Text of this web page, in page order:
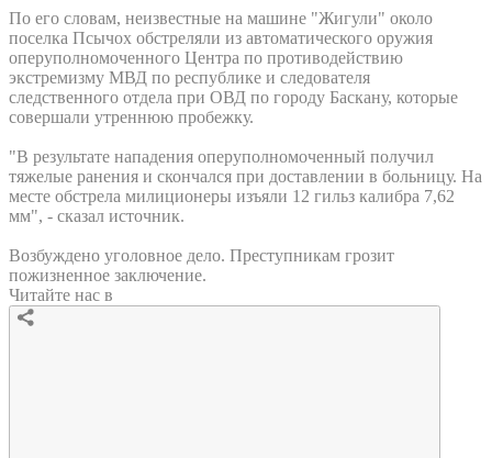
По его словам, неизвестные на машине "Жигули" около
поселка Псычох обстреляли из автоматического оружия
оперуполномоченного Центра по противодействию
экстремизму МВД по республике и следователя
следственного отдела при ОВД по городу Баскану, которые
совершали утреннюю пробежку.
"В результате нападения оперуполномоченный получил
тяжелые ранения и скончался при доставлении в больницу. На
месте обстрела милиционеры изъяли 12 гильз калибра 7,62
мм", - сказал источник.
Возбуждено уголовное дело. Преступникам грозит
пожизненное заключение.
Читайте нас в